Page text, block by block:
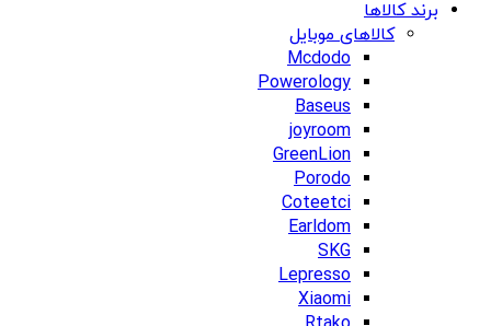
برند کالاها
کالاهای موبایل
Mcdodo
Powerology
Baseus
joyroom
GreenLion
Porodo
Coteetci
Earldom
SKG
Lepresso
Xiaomi